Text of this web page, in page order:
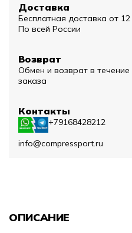
Доставка
Бесплатная доставка от
По всей России
Возврат
Обмен и возврат в
заказа
Контакты
+79168428212
info@compressport.ru
ОПИСАНИЕ